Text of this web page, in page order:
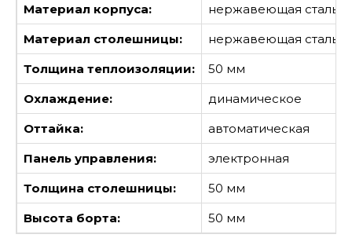
Материал корпуса:
нержавеющая сталь
Материал столешницы:
нержавеющая сталь
Толщина теплоизоляции:
50 мм
Охлаждение:
динамическое
Оттайка:
автоматическая
Панель управления:
электронная
Толщина столешницы:
50 мм
Высота борта:
50 мм